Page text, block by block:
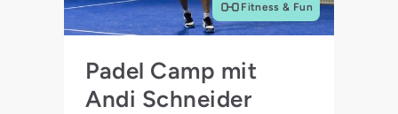
Fitness & Fun
Padel Camp mit
Andi Schneider